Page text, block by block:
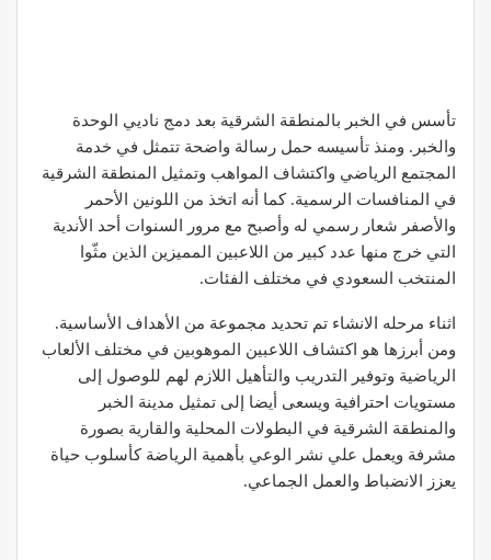
تأسس في الخبر بالمنطقة الشرقية بعد دمج ناديي الوحدة
والخبر. ومنذ تأسيسه حمل رسالة واضحة تتمثل في خدمة
المجتمع الرياضي واكتشاف المواهب وتمثيل المنطقة الشرقية
في المنافسات الرسمية. كما أنه اتخذ من اللونين الأحمر
والأصفر شعار رسمي له وأصبح مع مرور السنوات أحد الأندية
التي خرج منها عدد كبير من اللاعبين المميزين الذين مثّوا
المنتخب السعودي في مختلف الفئات.
اثناء مرحله الانشاء تم تحديد مجموعة من الأهداف الأساسية.
ومن أبرزها هو اكتشاف اللاعبين الموهوبين في مختلف الألعاب
الرياضية وتوفير التدريب والتأهيل اللازم لهم للوصول إلى
مستويات احترافية ويسعى أيضا إلى تمثيل مدينة الخبر
والمنطقة الشرقية في البطولات المحلية والقارية بصورة
مشرفة ويعمل علي نشر الوعي بأهمية الرياضة كأسلوب حياة
يعزز الانضباط والعمل الجماعي.